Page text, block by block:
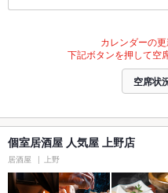
カレンダーの更
下記ボタンを押して空
空席状
個室居酒屋 人気屋 上野店
居酒屋 上野